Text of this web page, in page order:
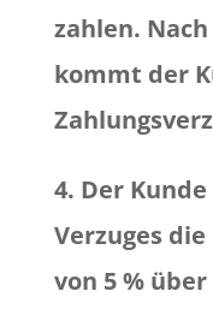
zahlen.
kommt der
4. Der
Verzuges
von 5 %